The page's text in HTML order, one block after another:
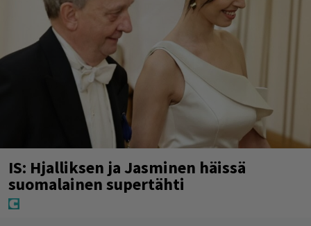
IS: Hjalliksen ja Jasminen häissä
suomalainen supertähti